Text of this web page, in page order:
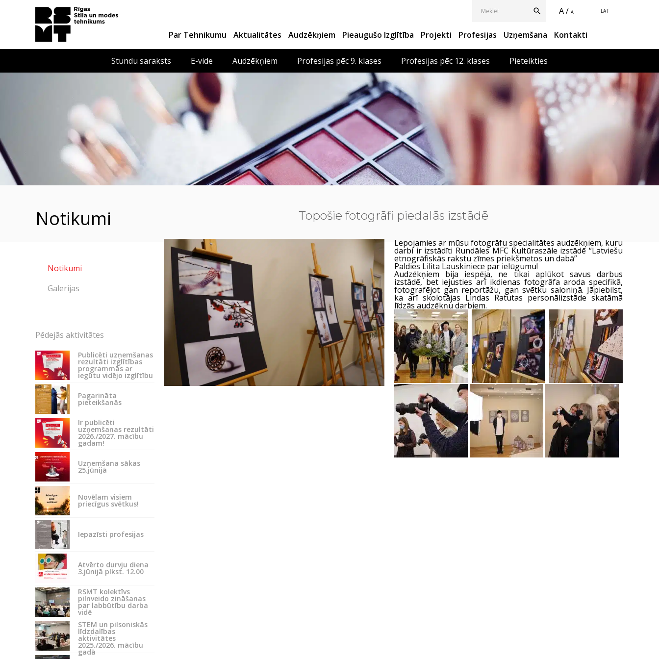
LAT
A / A
Par Tehnikumu Aktualitātes Audzēkņiem Pieaugušo Izglītība Projekti Profesijas Uzņemšana Kontakti
Stundu saraksts E-vide Audzēkņiem Profesijas pēc 9. klases Profesijas pēc 12. klases Pieteikties
notikumi
Notikumi
Galerijas
Pēdejās aktivitātes
Publicēti uzņemšanas
rezultāti izglītības
programmās ar
iegūtu vidējo izglītību
Pagarināta
pieteikšanās
Ir publicēti
uzņemšanas rezultāti
2026./2027. mācību
gadam!
Uzņemšana sākas
25.jūnijā
Novēlam visiem
priecīgus svētkus!
Iepazīsti profesijas
Atvērto durvju diena
3.jūnijā plkst. 12.00
RSMT kolektīvs
pilnveido zināšanas
par labbūtību darba
vidē
STEM un pilsoniskās
līdzdalības
aktivitātes
2025./2026. mācību
gadā
Topošie fotogrāfi piedalās izstādē
Lepojamies ar mūsu fotogrāfu specialitātes audzēkņiem, kuru
darbi ir izstādīti Rundāles MFC Kultūraszāle izstādē “Latviešu
etnogrāfiskās rakstu zīmes priekšmetos un dabā”
Paldies Lilita Lauskiniece par ielūgumu!
Audzēkņiem bija iespēja, ne tikai aplūkot savus darbus
izstādē, bet iejusties arī ikdienas fotogrāfa aroda specifikā,
fotografējot gan reportāžu, gan svētku saloniņā. Jāpiebilst,
ka arī skolotājas Lindas Ratutas personālizstāde skatāmā
līdzās audzēkņu darbiem.